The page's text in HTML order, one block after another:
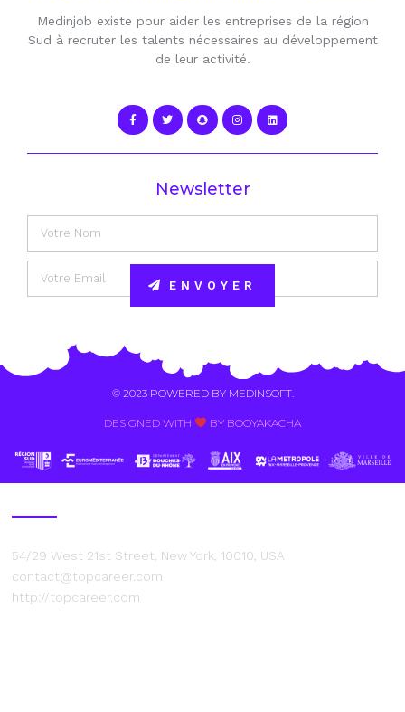
Medinjob existe pour aider les entreprises de la région
Sud à recruter les talents nécessaires au développement
de leur activité.
Newsletter
ENVOYER
© 2023 POWERED BY MEDINSOFT.
DESIGNED WITH BY BOOYAKACHA​
54/29 West 21st Street, New York, 10010, USA
contact@topcareer.com
http://topcareer.com